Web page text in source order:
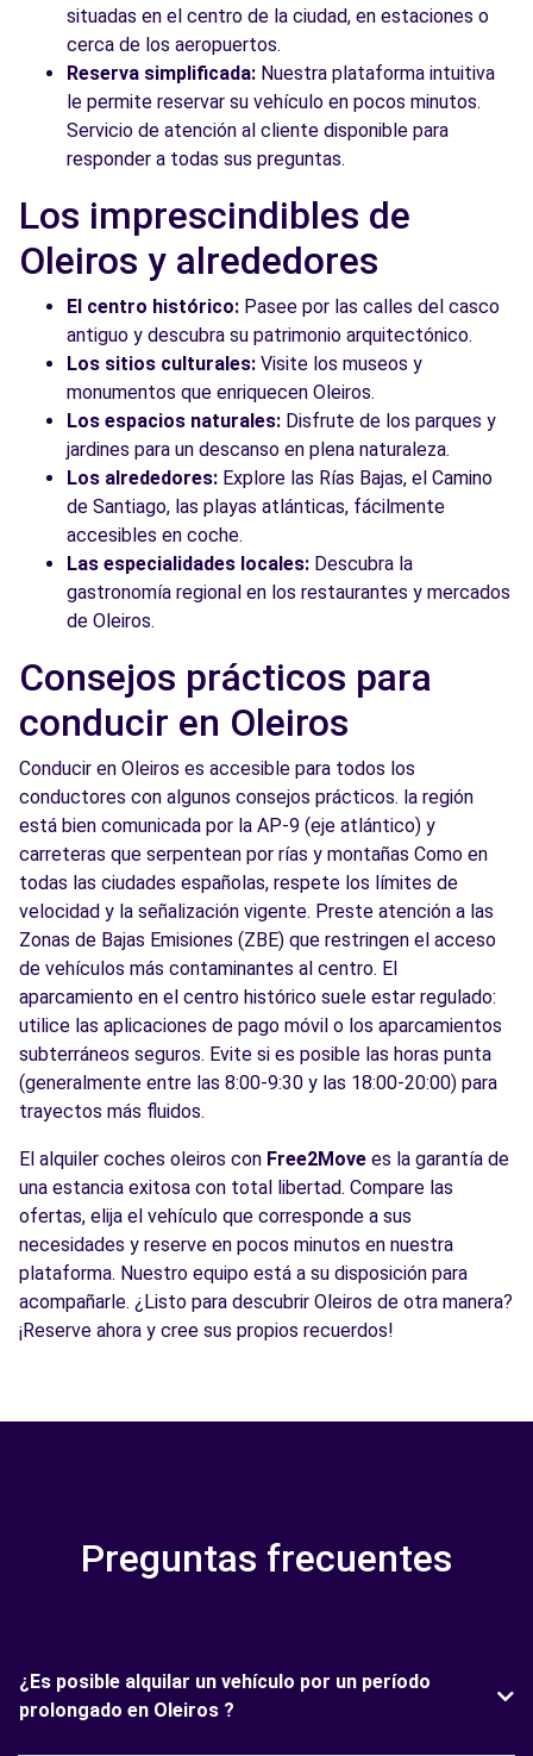
situadas en el centro de la ciudad, en estaciones o
cerca de los aeropuertos.
Reserva simplificada: Nuestra plataforma intuitiva
le permite reservar su vehículo en pocos minutos.
Servicio de atención al cliente disponible para
responder a todas sus preguntas.
Los imprescindibles de
Oleiros y alrededores
El centro histórico: Pasee por las calles del casco
antiguo y descubra su patrimonio arquitectónico.
Los sitios culturales: Visite los museos y
monumentos que enriquecen Oleiros.
Los espacios naturales: Disfrute de los parques y
jardines para un descanso en plena naturaleza.
Los alrededores: Explore las Rías Bajas, el Camino
de Santiago, las playas atlánticas, fácilmente
accesibles en coche.
Las especialidades locales: Descubra la
gastronomía regional en los restaurantes y mercados
de Oleiros.
Consejos prácticos para
conducir en Oleiros
Conducir en Oleiros es accesible para todos los
conductores con algunos consejos prácticos. la región
está bien comunicada por la AP-9 (eje atlántico) y
carreteras que serpentean por rías y montañas Como en
todas las ciudades españolas, respete los límites de
velocidad y la señalización vigente. Preste atención a las
Zonas de Bajas Emisiones (ZBE) que restringen el acceso
de vehículos más contaminantes al centro. El
aparcamiento en el centro histórico suele estar regulado:
utilice las aplicaciones de pago móvil o los aparcamientos
subterráneos seguros. Evite si es posible las horas punta
(generalmente entre las 8:00-9:30 y las 18:00-20:00) para
trayectos más fluidos.
El alquiler coches oleiros con Free2Move es la garantía de
una estancia exitosa con total libertad. Compare las
ofertas, elija el vehículo que corresponde a sus
necesidades y reserve en pocos minutos en nuestra
plataforma. Nuestro equipo está a su disposición para
acompañarle. ¿Listo para descubrir Oleiros de otra manera?
¡Reserve ahora y cree sus propios recuerdos!
Preguntas frecuentes
¿Es posible alquilar un vehículo por un período
prolongado en Oleiros ?